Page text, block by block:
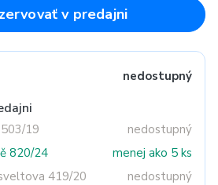
v predajni
nedostupný
19
nedostupný
820/24
menej ako 5 ks
419/20
nedostupný